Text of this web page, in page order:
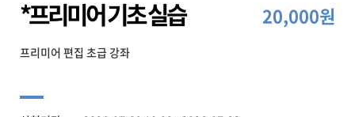
*프리미어 기초 실습 20,000원
프리미어 편집 초급 강좌